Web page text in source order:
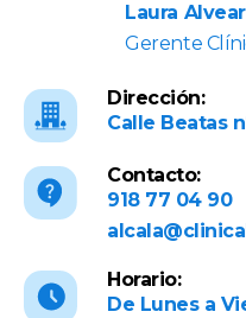
Laura Alvear
Gerente
Dirección:
Calle Beatas
Contacto:
918 77 04 90
Horario:
De Lunes a